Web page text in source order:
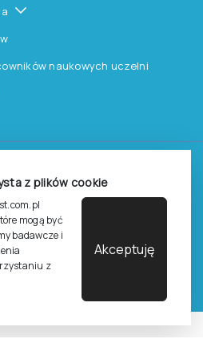
z plików cookie
mogą być
badawcze i
z
Akceptuję
naukowych uczelni
sp. z o.o.